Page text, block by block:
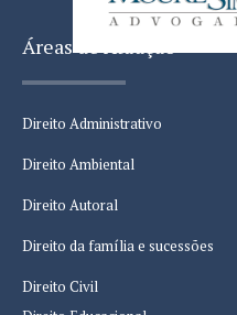
Áreas de Atuação
Direito Administrativo
Direito Ambiental
Direito Autoral
Direito da família e sucessões
Direito Civil